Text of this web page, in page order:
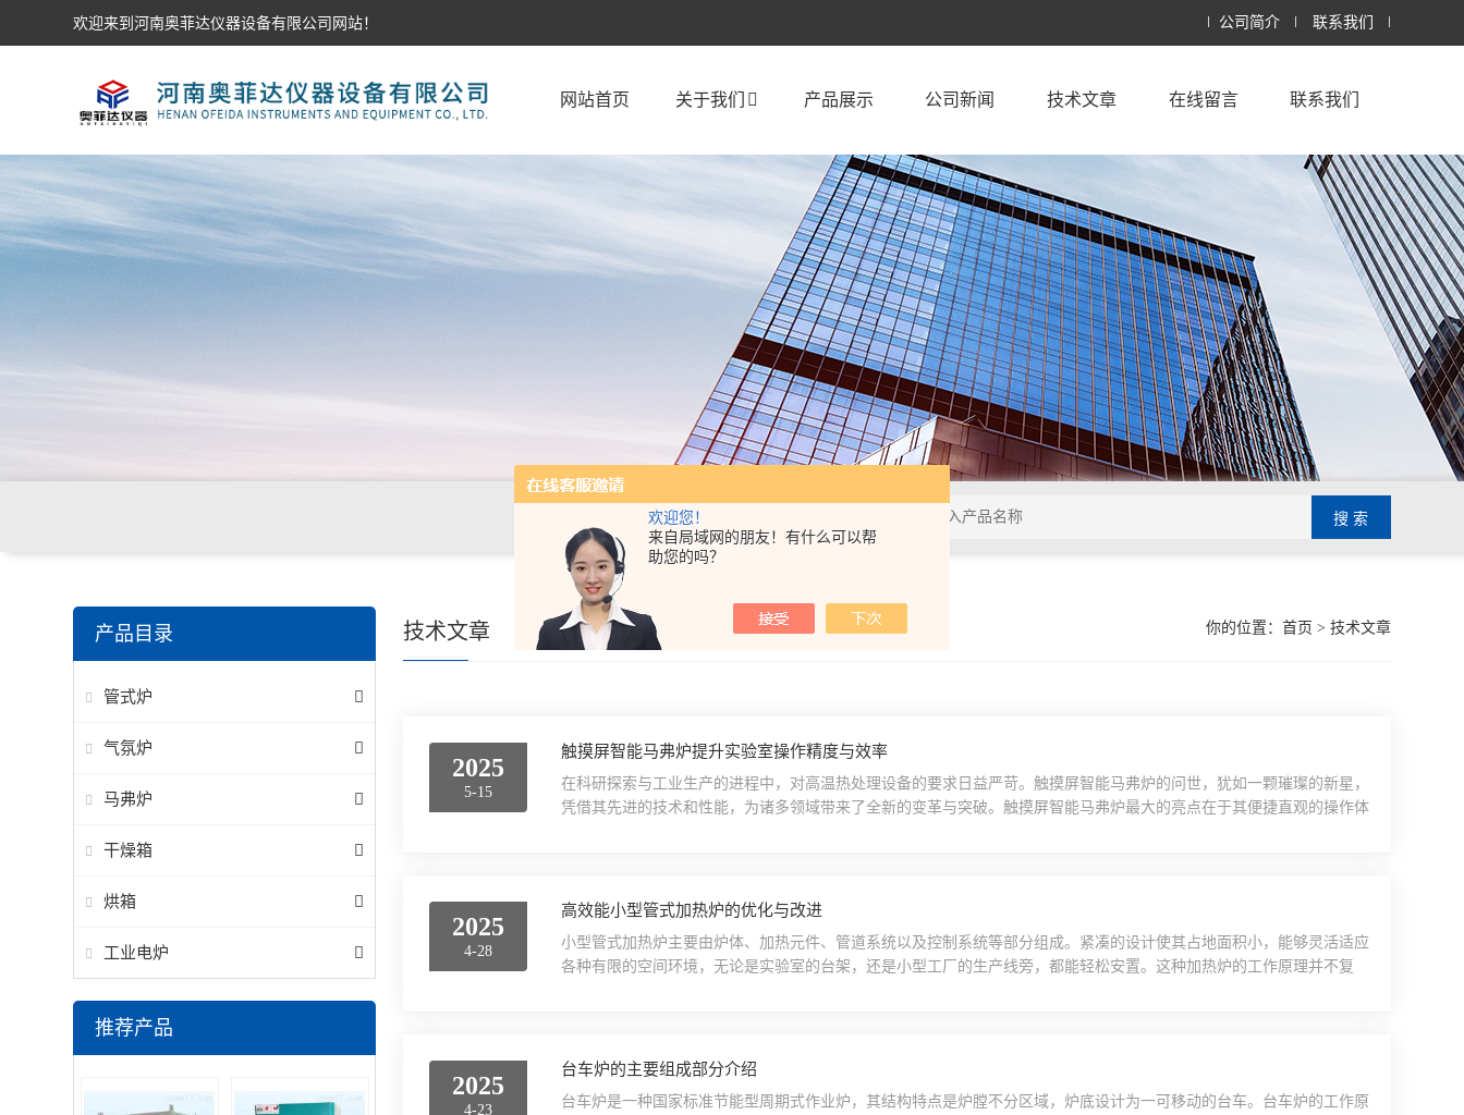
欢迎您！
来自局域网的朋友！有什么可以帮
助您的吗？
欢迎来到河南奥菲达仪器设备有限公司网站！ 公司简介 联系我们
网站首页 关于我们 产品展示 公司新闻 技术文章 在线留言 联系我们
产品目录
管式炉
气氛炉
马弗炉
干燥箱
烘箱
工业电炉
推荐产品
你的位置： 首页 > 技术文章
技术文章
2025
5-15
触摸屏智能马弗炉提升实验室操作精度与效率
在科研探索与工业生产的进程中，对高温热处理设备的要求日益严苛。触摸屏智能马弗炉的问世，犹如一颗璀璨的新星，
凭借其先进的技术和性能，为诸多领域带来了全新的变革与突破。触摸屏智能马弗炉最大的亮点在于其便捷直观的操作体
2025
4-28
高效能小型管式加热炉的优化与改进
小型管式加热炉主要由炉体、加热元件、管道系统以及控制系统等部分组成。紧凑的设计使其占地面积小，能够灵活适应
各种有限的空间环境，无论是实验室的台架，还是小型工厂的生产线旁，都能轻松安置。这种加热炉的工作原理并不复
2025
4-23
台车炉的主要组成部分介绍
台车炉是一种国家标准节能型周期式作业炉，其结构特点是炉膛不分区域，炉底设计为一可移动的台车。台车炉的工作原